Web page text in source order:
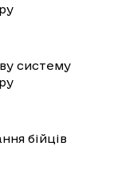
систему
бійців